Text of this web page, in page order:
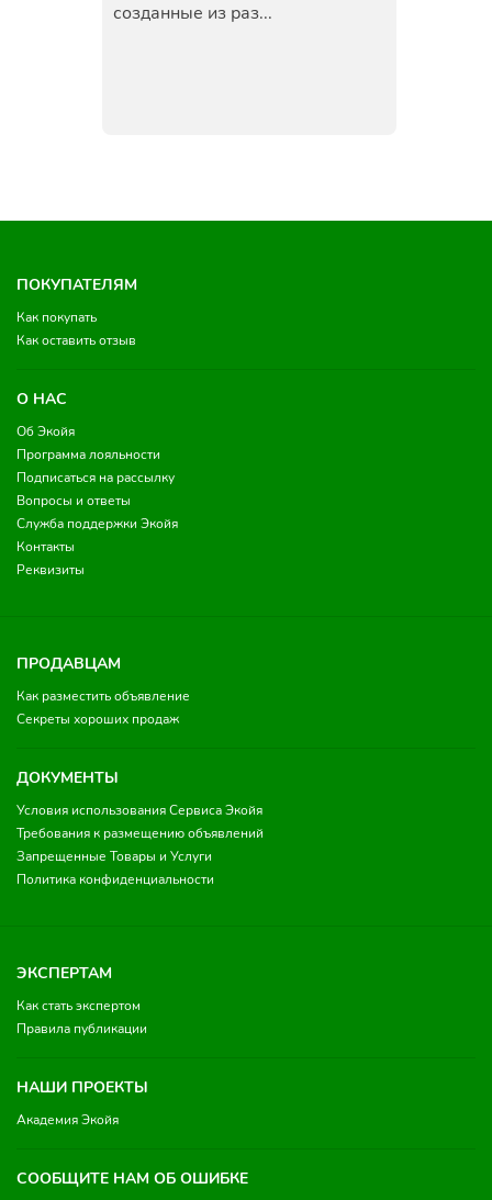
созданные из раз...
ПОКУПАТЕЛЯМ
Как покупать
Как оставить отзыв
О НАС
Об Экойя
Программа лояльности
Подписаться на рассылку
Вопросы и ответы
Служба поддержки Экойя
Контакты
Реквизиты
ПРОДАВЦАМ
Как разместить объявление
Секреты хороших продаж
ДОКУМЕНТЫ
Условия использования Сервиса Экойя
Требования к размещению объявлений
Запрещенные Товары и Услуги
Политика конфиденциальности
ЭКСПЕРТАМ
Как стать экспертом
Правила публикации
НАШИ ПРОЕКТЫ
Академия Экойя
СООБЩИТЕ НАМ ОБ ОШИБКЕ